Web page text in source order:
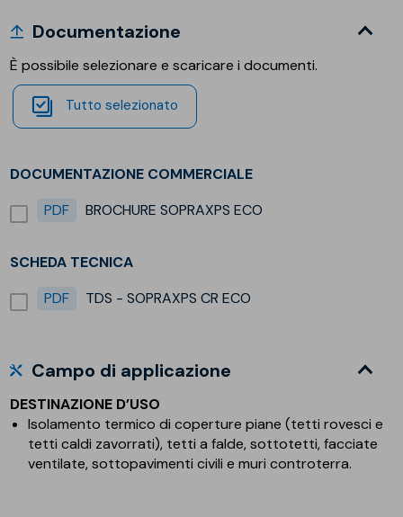
Documentazione
È possibile selezionare e scaricare i documenti.
Tutto selezionato
DOCUMENTAZIONE COMMERCIALE
PDF
BROCHURE SOPRAXPS ECO
SCHEDA TECNICA
PDF
TDS - SOPRAXPS CR ECO
Campo di applicazione
DESTINAZIONE D’USO
Isolamento termico di coperture piane (tetti rovesci e
tetti caldi zavorrati), tetti a falde, sottotetti, facciate
ventilate, sottopavimenti civili e muri controterra.